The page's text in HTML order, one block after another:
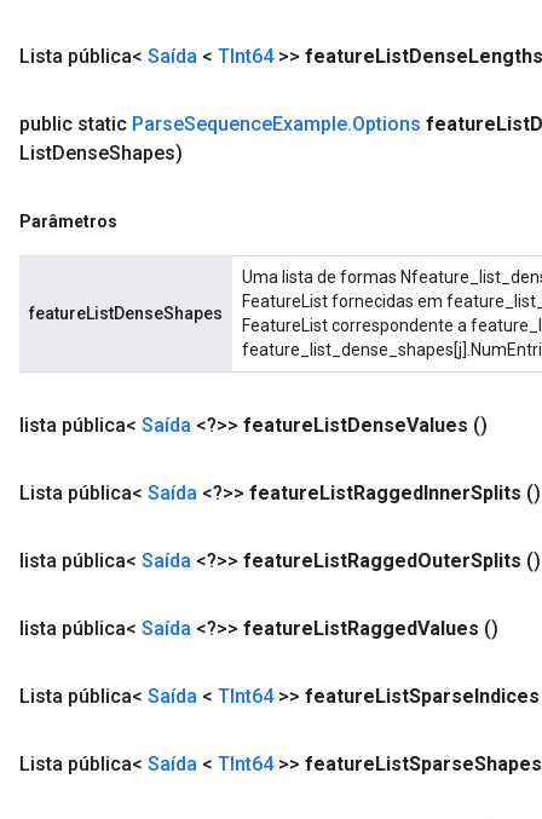
Lista pública< Saída < TInt64>> featureListDenseLengths
public static ParseSequenceExample.Options featureList
ListDenseShapes)
Parâmetros
featureListDenseShapes
Uma lista de formas
FeatureList fornecidas em
FeatureList correspondente a
lista pública< Saída <?>> featureListDenseValues ​​()
Lista pública< Saída <?>> featureListRaggedInnerSplits ()
lista pública< Saída <?>> featureListRaggedOuterSplits ()
lista pública< Saída <?>> featureListRaggedValues ​​()
Lista pública< Saída < TInt64>> featureListSparseIndices
Lista pública< Saída < TInt64>> featureListSparseShapes